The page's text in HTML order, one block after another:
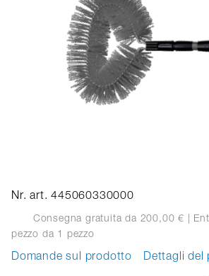
Nr. art. 445060330000
Consegna gratuita da 200,00 € |
pezzo da 1 pezzo
Domande sul prodotto Dettagli del